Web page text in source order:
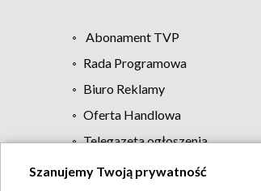
Abonament TVP
Rada Programowa
Biuro Reklamy
Oferta Handlowa
Telegazeta ogłoszenia
Szanujemy Twoją prywatność